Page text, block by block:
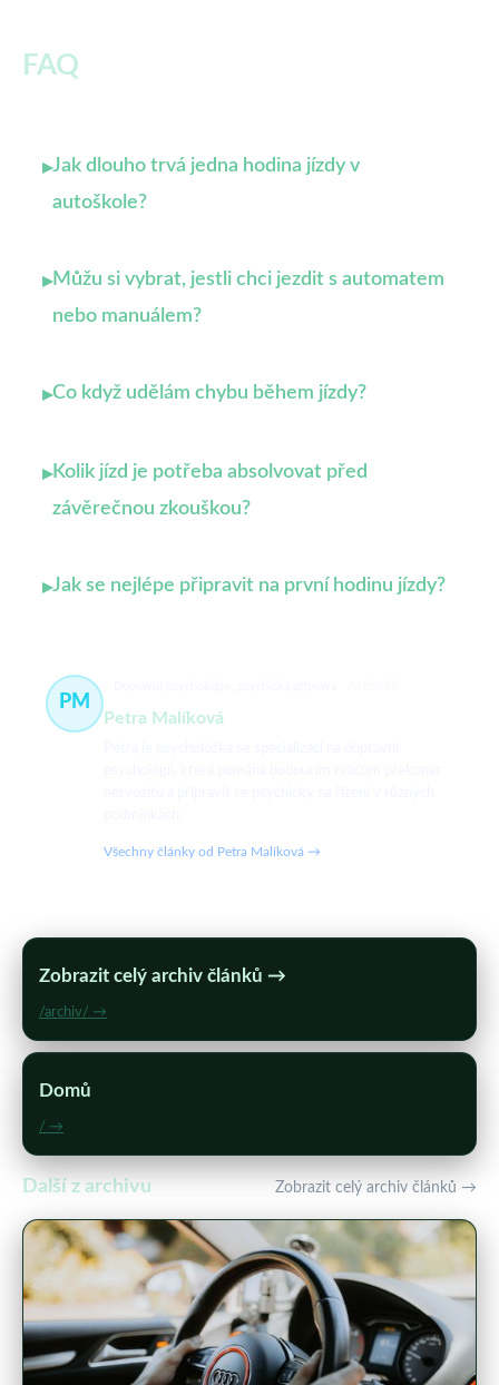
FAQ
▸Jak dlouho trvá jedna hodina jízdy v
autoškole?
▸Můžu si vybrat, jestli chci jezdit s automatem
nebo manuálem?
▸Co když udělám chybu během jízdy?
▸Kolik jízd je potřeba absolvovat před
závěrečnou zkouškou?
▸Jak se nejlépe připravit na první hodinu jízdy?
PM
Petra Malíková
Všechny články od Petra Malíková →
Zobrazit celý archiv článků →
/archiv/ →
Domů
/ →
Další z archivu Zobrazit celý archiv článků →